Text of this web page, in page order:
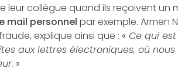
leur collègue quand ils reçoivent un
mail personnel par exemple. Armen
explique ainsi que : « Ce qui
aux lettres électroniques, où
»